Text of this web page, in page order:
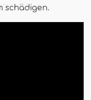
schädigen.